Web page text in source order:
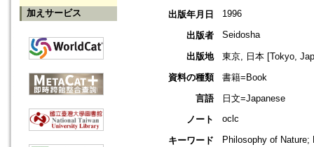
加えサービス 出版年月日 1996
出版者 Seidosha
出版地
東京, 日本 [Tokyo,
資料の種類
書籍=Book
言語
日文=Japanese
ノート
oclc
キーワード Philosophy of